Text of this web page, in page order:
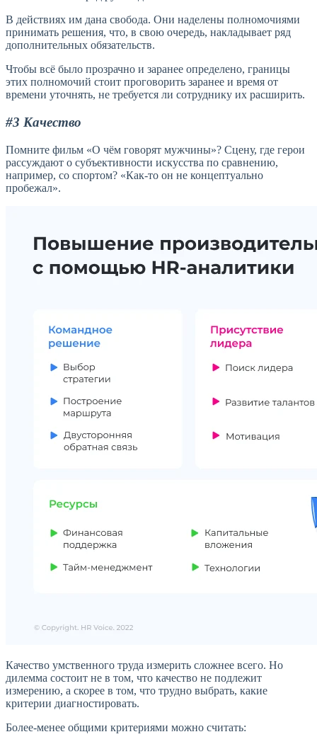
В действиях им дана свобода. Они наделены полномочиями
принимать решения, что, в свою очередь, накладывает ряд
дополнительных обязательств.
Чтобы всё было прозрачно и заранее определено, границы
этих полномочий стоит проговорить заранее и время от
времени уточнять, не требуется ли сотруднику их расширить.
#3 Качество
Помните фильм «О чём говорят мужчины»? Сцену, где герои
рассуждают о субъективности искусства по сравнению,
например, со спортом? «Как-то он не концептуально
пробежал».
Качество умственного труда измерить сложнее всего. Но
дилемма состоит не в том, что качество не подлежит
измерению, а скорее в том, что трудно выбрать, какие
критерии диагностировать.
Более-менее общими критериями можно считать: